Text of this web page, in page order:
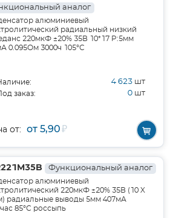
аналог
алюминиевый
радиальный низкий
220мкФ ±20% 35В 10*17 P:5мм
0.095Ом 3000ч 105°С
4 623 шт
заказ: 0 шт
от: от 5,90₽
Функциональный аналог
алюминиевый
220мкФ ±20% 35В (10 X
радиальные выводы 5мм 407мА
85°С россыпь